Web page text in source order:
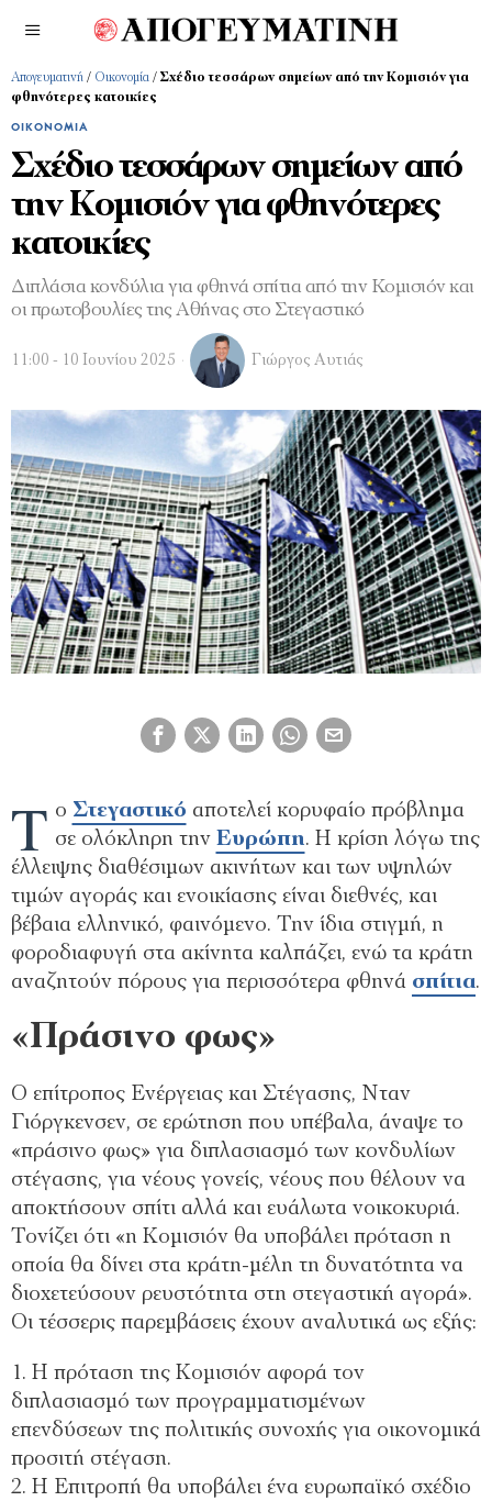
Απογευματινή / Οικονομία / Σχέδιο τεσσάρων σημείων από την Κομισιόν για
φθηνότερες κατοικίες
ΟΙΚΟΝΟΜΊΑ
Σχέδιο τεσσάρων σημείων από
την Κομισιόν για φθηνότερες
κατοικίες
Διπλάσια κονδύλια για φθηνά σπίτια από την Κομισιόν και
οι πρωτοβουλίες της Αθήνας στο Στεγαστικό
11:00 - 10 Ιουνίου 2025 Γιώργος Αυτιάς
Τ ο Στεγαστικό αποτελεί κορυφαίο πρόβλημα
σε ολόκληρη την Ευρώπη. Η κρίση λόγω της
έλλειψης διαθέσιμων ακινήτων και των υψηλών
τιμών αγοράς και ενοικίασης είναι διεθνές, και
βέβαια ελληνικό, φαινόμενο. Την ίδια στιγμή, η
φοροδιαφυγή στα ακίνητα καλπάζει, ενώ τα κράτη
αναζητούν πόρους για περισσότερα φθηνά σπίτια.
«Πράσινο φως»
Ο επίτροπος Ενέργειας και Στέγασης, Νταν
Γιόργκενσεν, σε ερώτηση που υπέβαλα, άναψε το
«πράσινο φως» για διπλασιασμό των κονδυλίων
στέγασης, για νέους γονείς, νέους που θέλουν να
αποκτήσουν σπίτι αλλά και ευάλωτα νοικοκυριά.
Τονίζει ότι «η Κομισιόν θα υποβάλει πρόταση η
οποία θα δίνει στα κράτη-μέλη τη δυνατότητα να
διοχετεύσουν ρευστότητα στη στεγαστική αγορά».
Οι τέσσερις παρεμβάσεις έχουν αναλυτικά ως εξής:
1. Η πρόταση της Κομισιόν αφορά τον
διπλασιασμό των προγραμματισμένων
επενδύσεων της πολιτικής συνοχής για οικονομικά
προσιτή στέγαση.
2. Η Επιτροπή θα υποβάλει ένα ευρωπαϊκό σχέδιο